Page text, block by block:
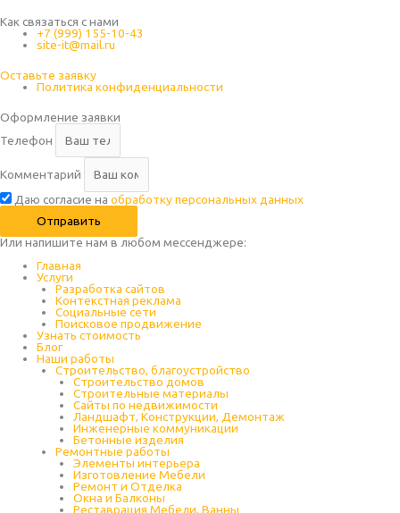
Как связаться с нами
+7 (999) 155-10-43
site-it@mail.ru
Оставьте заявку
Политика конфиденциальности
Оформление заявки
Телефон
Комментарий
Даю согласие на обработку персональных данных
Отправить
Или напишите нам в любом месcенджере:
Главная
Услуги
Разработка сайтов
Контекстная реклама
Социальные сети
Поисковое продвижение
Узнать стоимость
Блог
Наши работы
Строительство, благоустройство
Строительство домов
Строительные материалы
Сайты по недвижимости
Ландшафт, Конструкции, Демонтаж
Инженерные коммуникации
Бетонные изделия
Ремонтные работы
Элементы интерьера
Изготовление Мебели
Ремонт и Отделка
Окна и Балконы
Реставрация Мебели, Ванны